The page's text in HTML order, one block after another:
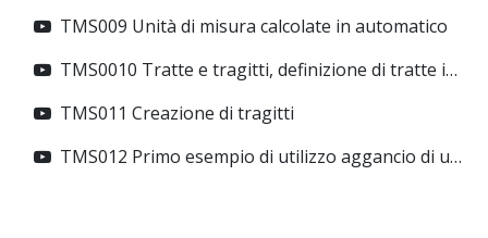
TMS009 Unità di misura calcolate in automatico
TMS0010 Tratte e tragitti, definizione di tratte in anagrafica
TMS011 Creazione di tragitti
TMS012 Primo esempio di utilizzo aggancio di una tratta